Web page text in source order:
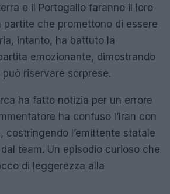
e il Portogallo faranno il loro
che promettono di essere
intanto, ha battuto la
emozionante, dimostrando
riservare sorprese.
ha fatto notizia per un errore
ha confuso l’Iran con
costringendo l’emittente statale
team. Un episodio curioso che
di leggerezza alla